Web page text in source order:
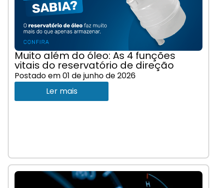
Muito além do óleo: As 4 funções
vitais do reservatório de direção
Postado em01 de junho de 2026
Ler mais